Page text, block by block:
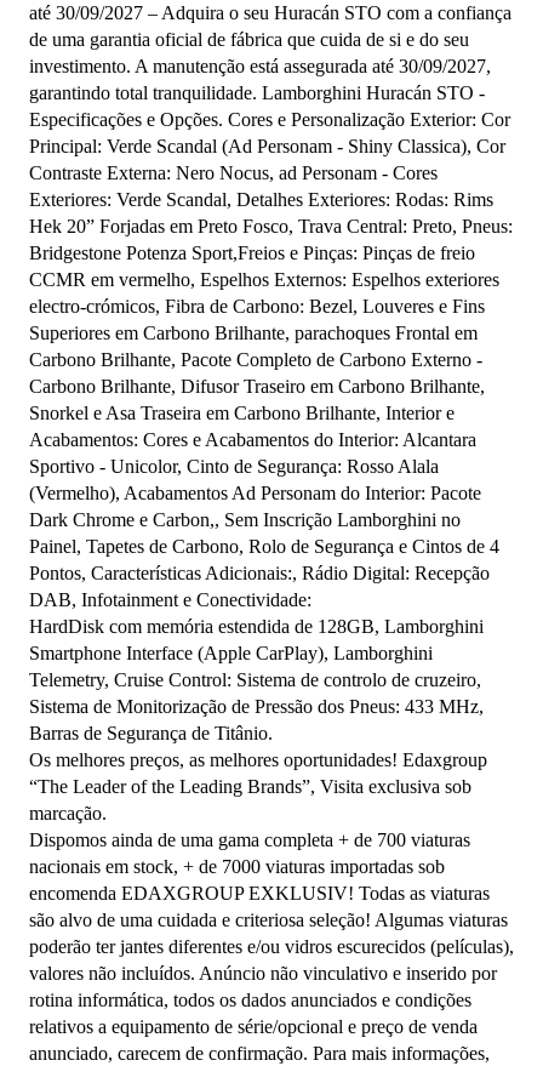
até 30/09/2027 – Adquira o seu Huracán STO com a confiança
de uma garantia oficial de fábrica que cuida de si e do seu
investimento. A manutenção está assegurada até 30/09/2027,
garantindo total tranquilidade. Lamborghini Huracán STO -
Especificações e Opções. Cores e Personalização Exterior: Cor
Principal: Verde Scandal (Ad Personam - Shiny Classica), Cor
Contraste Externa: Nero Nocus, ad Personam - Cores
Exteriores: Verde Scandal, Detalhes Exteriores: Rodas: Rims
Hek 20” Forjadas em Preto Fosco, Trava Central: Preto, Pneus:
Bridgestone Potenza Sport,Freios e Pinças: Pinças de freio
CCMR em vermelho, Espelhos Externos: Espelhos exteriores
electro-crómicos, Fibra de Carbono: Bezel, Louveres e Fins
Superiores em Carbono Brilhante, parachoques Frontal em
Carbono Brilhante, Pacote Completo de Carbono Externo -
Carbono Brilhante, Difusor Traseiro em Carbono Brilhante,
Snorkel e Asa Traseira em Carbono Brilhante, Interior e
Acabamentos: Cores e Acabamentos do Interior: Alcantara
Sportivo - Unicolor, Cinto de Segurança: Rosso Alala
(Vermelho), Acabamentos Ad Personam do Interior: Pacote
Dark Chrome e Carbon,, Sem Inscrição Lamborghini no
Painel, Tapetes de Carbono, Rolo de Segurança e Cintos de 4
Pontos, Características Adicionais:, Rádio Digital: Recepção
DAB, Infotainment e Conectividade:
HardDisk com memória estendida de 128GB, Lamborghini
Smartphone Interface (Apple CarPlay), Lamborghini
Telemetry, Cruise Control: Sistema de controlo de cruzeiro,
Sistema de Monitorização de Pressão dos Pneus: 433 MHz,
Barras de Segurança de Titânio.
Os melhores preços, as melhores oportunidades! Edaxgroup
“The Leader of the Leading Brands”, Visita exclusiva sob
marcação.
Dispomos ainda de uma gama completa + de 700 viaturas
nacionais em stock, + de 7000 viaturas importadas sob
encomenda EDAXGROUP EXKLUSIV! Todas as viaturas
são alvo de uma cuidada e criteriosa seleção! Algumas viaturas
poderão ter jantes diferentes e/ou vidros escurecidos (películas),
valores não incluídos. Anúncio não vinculativo e inserido por
rotina informática, todos os dados anunciados e condições
relativos a equipamento de série/opcional e preço de venda
anunciado, carecem de confirmação. Para mais informações,